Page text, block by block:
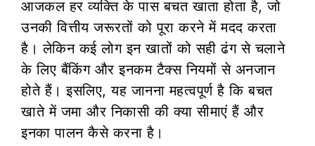
आजकल हर व्यक्ति के पास बचत खाता होता है, जो
उनकी वित्तीय जरूरतों को पूरा करने में मदद करता
है। लेकिन कई लोग इन खातों को सही ढंग से चलाने
के लिए बैंकिंग और इनकम टैक्स नियमों से अनजान
होते हैं। इसलिए, यह जानना महत्वपूर्ण है कि बचत
खाते में जमा और निकासी की क्या सीमाएं हैं और
इनका पालन कैसे करना है।